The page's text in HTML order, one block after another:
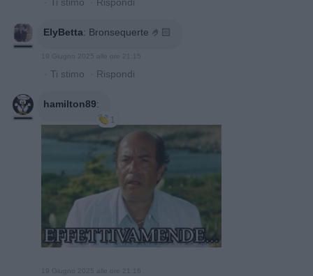
· Ti stimo · Rispondi
ElyBetta: Bronsequerte 🤌🏻
19 Giugno 2025 alle ore 21:15
· Ti stimo · Rispondi
hamilton89:
1
19 Giugno 2025 alle ore 21:16